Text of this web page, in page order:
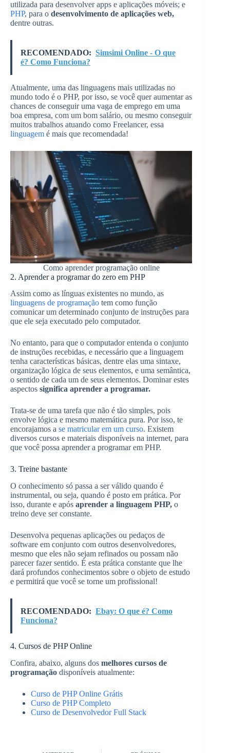
utilizada para desenvolver apps e aplicações móveis; e
PHP, para o desenvolvimento de aplicações web,
dentre outras.
RECOMENDADO: Simsimi Online - O que
é? Como Funciona?
Atualmente, uma das linguagens mais utilizadas no
mundo todo é o PHP, por isso, se você quer aumentar as
chances de conseguir uma vaga de emprego em uma
boa empresa, com um bom salário, ou mesmo conseguir
muitos trabalhos atuando como Freelancer, essa
linguagem é mais que recomendada!
Como aprender programação online
2. Aprender a programar do zero em PHP
Assim como as línguas existentes no mundo, as
linguagens de programação tem como função
comunicar um determinado conjunto de instruções para
que ele seja executado pelo computador.
No entanto, para que o computador entenda o conjunto
de instruções recebidas, e necessário que a linguagem
tenha características básicas, dentre elas uma sintaxe,
organização lógica de seus elementos, e uma semântica,
o sentido de cada um de seus elementos. Dominar estes
aspectos significa aprender a programar.
Trata-se de uma tarefa que não é tão simples, pois
envolve lógica e mesmo matemática pura. Por isso, te
encorajamos a se matricular em um curso. Existem
diversos cursos e materiais disponíveis na internet, para
que você possa aprender a programar em PHP.
3. Treine bastante
O conhecimento só passa a ser válido quando é
instrumental, ou seja, quando é posto em prática. Por
isso, durante e após aprender a linguagem PHP, o
treino deve ser constante.
Desenvolva pequenas aplicações ou pedaços de
software em conjunto com outros desenvolvedores,
mesmo que eles não sejam refinados ou possam não
parecer fazer sentido. É esta prática constante que lhe
dará profundos conhecimentos sobre o objeto de estudo
e permitirá que você se torne um profissional!
RECOMENDADO: Ebay: O que é? Como
Funciona?
4. Cursos de PHP Online
Confira, abaixo, alguns dos melhores cursos de
programação disponíveis atualmente:
Curso de PHP Online Grátis
Curso de PHP Completo
Curso de Desenvolvedor Full Stack